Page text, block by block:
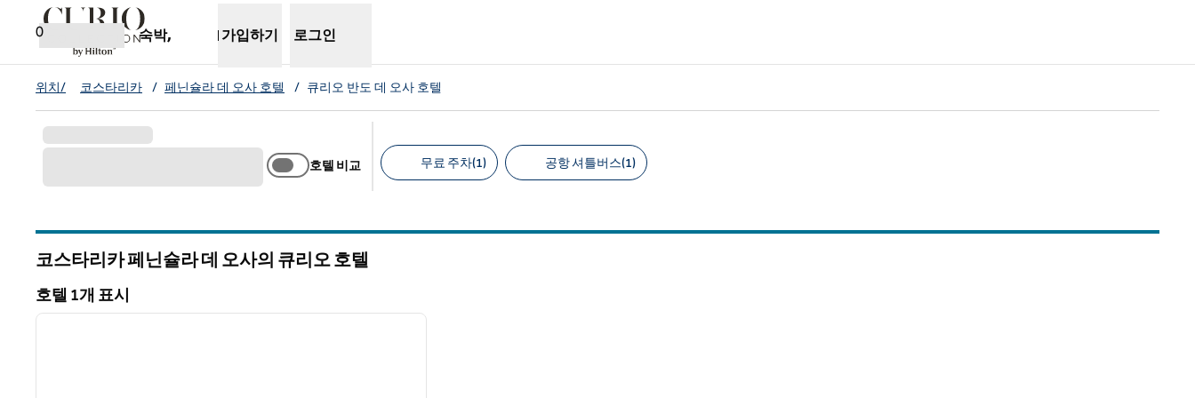
콘텐츠로 이동
0
숙박,
새 탭 열림
가입하기 로그인
위치/ 코스타리카 / 페닌슐라 데 오사 호텔 / 큐리오 반도 데 오사 호텔
호텔 비교 무료 주차(1) 공항 셔틀버스(1)
코스타리카 페닌슐라 데 오사의 큐리오 호텔
호텔 1개 표시
호텔 1개 표시
1/12
다음 이미지